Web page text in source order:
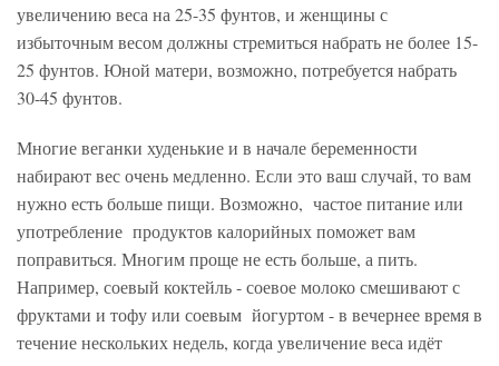
увеличению веса на 25-35 фунтов, и женщины с
избыточным весом должны стремиться набрать не более 15-
25 фунтов. Юной матери, возможно, потребуется набрать
30-45 фунтов.
Многие веганки худенькие и в начале беременности
набирают вес очень медленно. Если это ваш случай, то вам
нужно есть больше пищи. Возможно, частое питание или
употребление продуктов калорийных поможет вам
поправиться. Многим проще не есть больше, а пить.
Например, соевый коктейль - соевое молоко смешивают с
фруктами и тофу или соевым йогуртом - в вечернее время в
течение нескольких недель, когда увеличение веса идёт